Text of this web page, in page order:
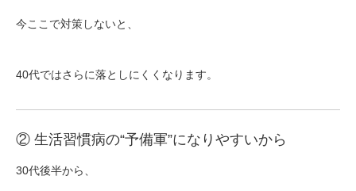
今ここで対策しないと、
40代ではさらに落としにくくなります。
② 生活習慣病の“予備軍”になりやすいから
30代後半から、